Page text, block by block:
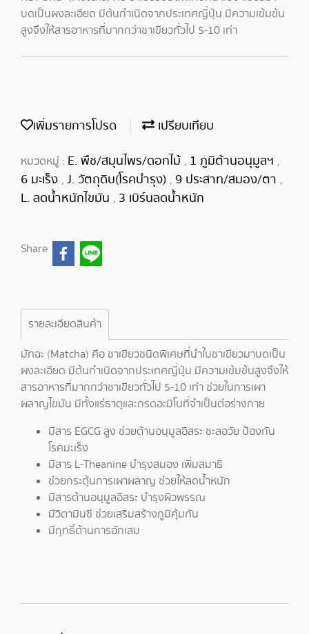
บดเป็นผงละเอียด มีต้นกำเนิดจากประเทศญี่ปุ่น มีความเข้มข้น
สูงจึงให้สารอาหารที่มากกว่าชาเขียวทั่วไป 5-10 เท่า
เพิ่มรายการโปรด เปรียบเทียบ
หมวดหมู่ : E. พืช/สมุนไพร/ดอกไม้ , 1 ภูมิต้านอนุมูลฯ ,
6 มะเร็ง , J. วัตถุดิบ(โรคบำรุง) , 9 ประสาท/สมอง/ตา ,
L. ลดน้ำหนักไขมัน , 3 เบิร์นลดน้ำหนัก
Share
รายละเอียดสินค้า
มัทฉะ (Matcha) คือ ชาเขียวชนิดพิเศษที่นำใบชาเขียวมาบดเป็น
ผงละเอียด มีต้นกำเนิดจากประเทศญี่ปุ่น มีความเข้มข้นสูงจึงให้
สารอาหารที่มากกว่าชาเขียวทั่วไป 5-10 เท่า ช่วยในการเผา
ผลาญไขมัน มีทั้งแร่ธาตุและกรดอะมิโนที่จำเป็นต่อร่างกาย
มีสาร EGCG สูง ช่วยต้านอนุมูลอิสระ ชะลอวัย ป้องกัน
โรคมะเร็ง
มีสาร L-Theanine บำรุงสมอง เพิ่มสมาธิ
ช่วยกระตุ้นการเผาผลาญ ช่วยให้ลดน้ำหนัก
มีสารต้านอนุมูลอิสระ บำรุงผิวพรรณ
มีวิตามินซี ช่วยเสริมสร้างภูมิคุ้มกัน
มีฤทธิ์ต้านการอักเสบ